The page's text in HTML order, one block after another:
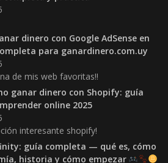
dinero con Google AdSense en
para ganardinero.com.uy
de mis web favoritas!!
ganar dinero con Shopify: guía
online 2025
interesante shopify!
guía completa — qué es, cómo
historia y cómo empezar